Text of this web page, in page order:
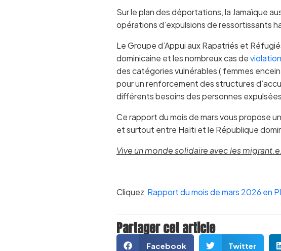
Sur le plan des déportations, la Jamaïque
opérations d’expulsions de ressortissants
Le Groupe d’Appui aux Rapatriés et
dominicaine et les nombreux cas de
des catégories vulnérables ( femmes
pour un renforcement des structures
différents besoins des personnes
Ce rapport du mois de mars vous propose
et surtout entre Haïti et le République
Vive un monde solidaire avec les
Cliquez Rapport du mois de mars 2026 en
Partager cet article
Facebook Twitter